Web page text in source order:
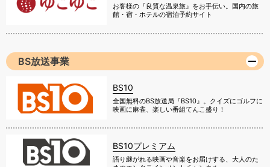
お客様の『良質な温泉旅』をお手伝い。国内の旅
館・宿・ホテルの宿泊予約サイト
BS放送事業
BS10
全国無料のBS放送局『BS10』。クイズにゴルフに
映画に麻雀、楽しい番組てんこ盛り！
BS10プレミアム
語り継がれる映画や音楽をお届けする、大人のた